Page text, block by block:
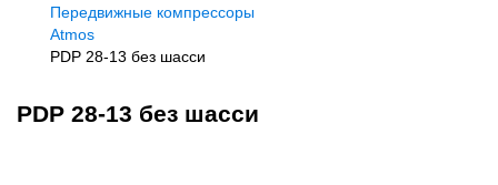
Передвижные компрессоры
Atmos
PDP 28-13 без шасси
PDP 28-13 без шасси